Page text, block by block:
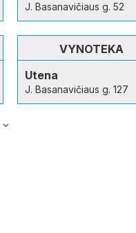
J. Basanavičiaus g. 52
VYNOTEKA
Utena
J. Basanavičiaus g. 127